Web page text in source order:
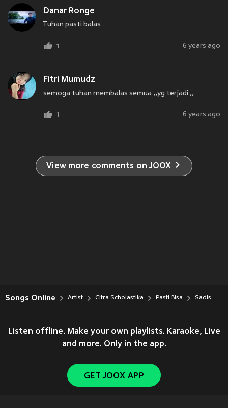
Danar Ronge
Tuhan pasti balas...
1 6 years ago
Fitri Mumudz
semoga tuhan membalas semua ,,yg terjadi ,,
1 6 years ago
View more comments on JOOX
Songs Online Artist Citra Scholastika Pasti Bisa Sadis
Listen offline. Make your own playlists. Karaoke, Live
and more. Only in the app.
GET JOOX APP